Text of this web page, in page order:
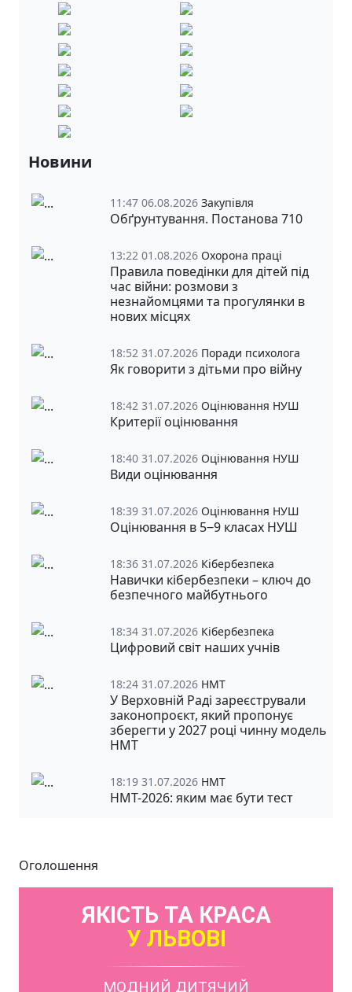
Новини
11:47 06.08.2026 Закупівля
Обґрунтування. Постанова 710
13:22 01.08.2026 Охорона праці
Правила поведінки для дітей під
час війни: розмови з
незнайомцями та прогулянки в
нових місцях
18:52 31.07.2026 Поради психолога
Як говорити з дітьми про війну
18:42 31.07.2026 Оцінювання НУШ
Критерії оцінювання
18:40 31.07.2026 Оцінювання НУШ
Види оцінювання
18:39 31.07.2026 Оцінювання НУШ
Оцінювання в 5‒9 класах НУШ
18:36 31.07.2026 Кібербезпека
Навички кібербезпеки – ключ до
безпечного майбутнього
18:34 31.07.2026 Кібербезпека
Цифровий світ наших учнів
18:24 31.07.2026 НМТ
У Верховній Раді зареєстрували
законопроєкт, який пропонує
зберегти у 2027 році чинну модель
НМТ
18:19 31.07.2026 НМТ
НМТ-2026: яким має бути тест
Оголошення
ЯКІСТЬ ТА КРАСА
У ЛЬВОВІ
МОДНИЙ ДИТЯЧИЙ